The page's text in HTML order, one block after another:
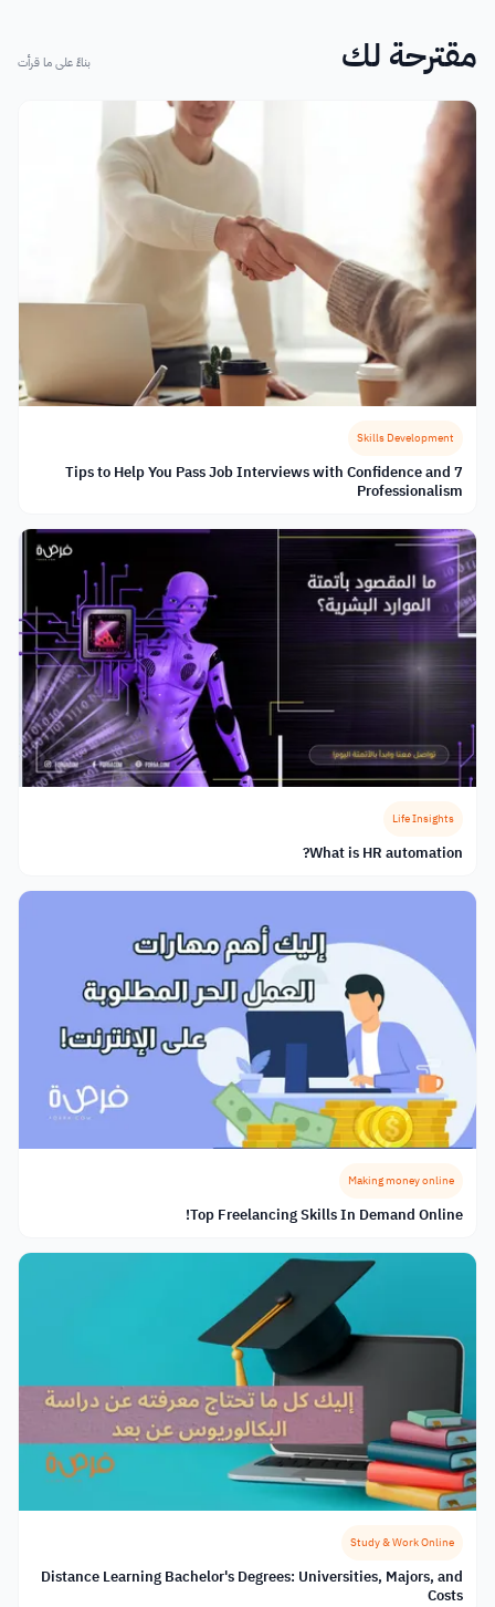
مقترحة لك بناءً على ما قرأت
Skills Development
7 Tips to Help You Pass Job Interviews with Confidence and
Professionalism
Life Insights
What is HR automation?
Making money online
Top Freelancing Skills In Demand Online!
Study & Work Online
Distance Learning Bachelor's Degrees: Universities, Majors, and
Costs